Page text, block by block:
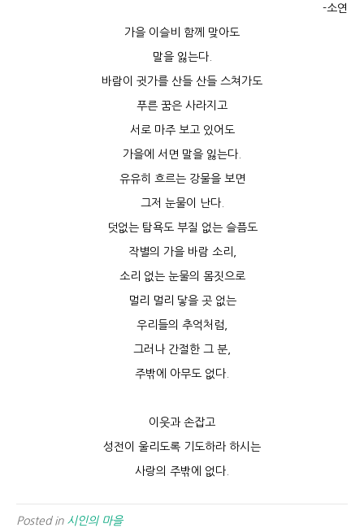
-소연
가을 이슬비 함께 맞아도
말을 잃는다.
바람이 귓가를 산들 산들 스쳐가도
푸른 꿈은 사라지고
서로 마주 보고 있어도
가을에 서면 말을 잃는다.
유유히 흐르는 강물을 보면
그저 눈물이 난다.
덧없는 탐욕도 부질 없는 슬픔도
작별의 가을 바람 소리,
소리 없는 눈물의 몸짓으로
멀리 멀리 닿을 곳 없는
우리들의 추억처럼,
그러나 간절한 그 분,
주밖에 아무도 없다.
이웃과 손잡고
성전이 울리도록 기도하라 하시는
사랑의 주밖에 없다.
Posted in 시인의 마을